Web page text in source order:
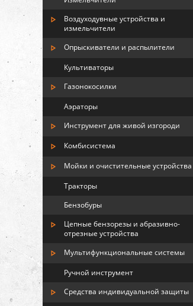
Воздуходувные устройства и
измельчители
Опрыскиватели и распылители
Культиваторы
Газонокосилки
Аэраторы
Инструмент для живой изгороди
Комбисистема
Мойки и очистительные устройства
Тракторы
Бензобуры
Цепные бензорезы и абразивно-
отрезные устройства
Мультифункциональные системы
Ручной инструмент
Средства индивидуальной защиты